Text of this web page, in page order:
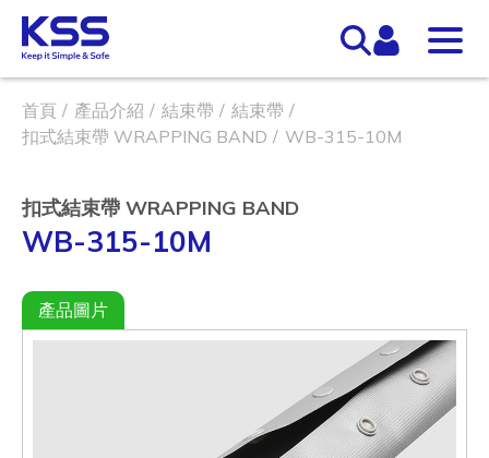
首頁 產品介紹 結束帶
結束帶
扣式結束帶 WRAPPING BAND
WB-315-10M
扣式結束帶 WRAPPING BAND
WB-315-10M
產品圖片